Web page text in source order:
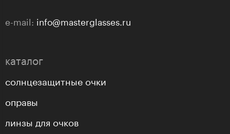
e-mail: info@masterglasses.ru
каталог
солнцезащитные очки
оправы
линзы для очков